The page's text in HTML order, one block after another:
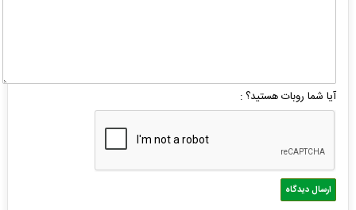
آیا شما روبات هستید؟ :